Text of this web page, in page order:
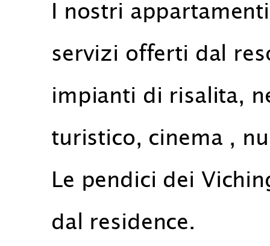
I nostri
servizi offerti dal
impianti di risalita,
turistico, cinema ,
Le pendici dei
dal residence.